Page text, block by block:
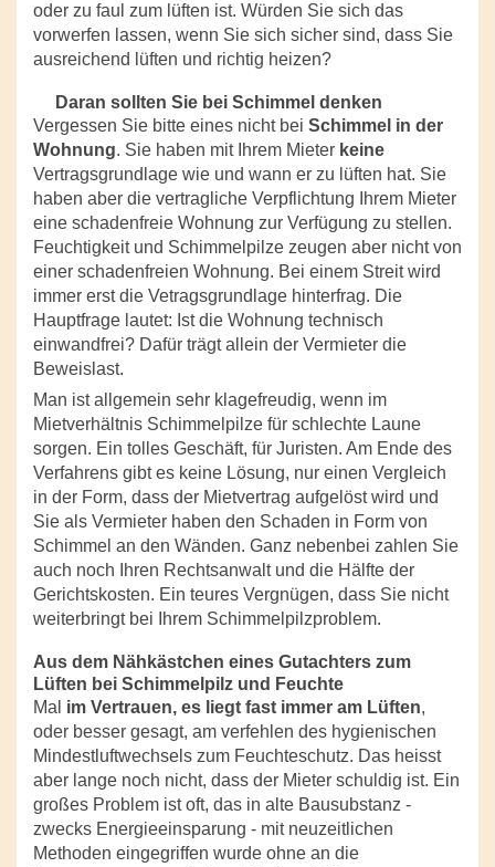
oder zu faul zum lüften ist. Würden Sie sich das
vorwerfen lassen, wenn Sie sich sicher sind, dass Sie
ausreichend lüften und richtig heizen?
Daran sollten Sie bei Schimmel denken
Vergessen Sie bitte eines nicht bei Schimmel in der
Wohnung. Sie haben mit Ihrem Mieter keine
Vertragsgrundlage wie und wann er zu lüften hat. Sie
haben aber die vertragliche Verpflichtung Ihrem Mieter
eine schadenfreie Wohnung zur Verfügung zu stellen.
Feuchtigkeit und Schimmelpilze zeugen aber nicht von
einer schadenfreien Wohnung. Bei einem Streit wird
immer erst die Vetragsgrundlage hinterfrag. Die
Hauptfrage lautet: Ist die Wohnung technisch
einwandfrei? Dafür trägt allein der Vermieter die
Beweislast.
Man ist allgemein sehr klagefreudig, wenn im
Mietverhältnis Schimmelpilze für schlechte Laune
sorgen. Ein tolles Geschäft, für Juristen. Am Ende des
Verfahrens gibt es keine Lösung, nur einen Vergleich
in der Form, dass der Mietvertrag aufgelöst wird und
Sie als Vermieter haben den Schaden in Form von
Schimmel an den Wänden. Ganz nebenbei zahlen Sie
auch noch Ihren Rechtsanwalt und die Hälfte der
Gerichtskosten. Ein teures Vergnügen, dass Sie nicht
weiterbringt bei Ihrem Schimmelpilzproblem.
Aus dem Nähkästchen eines Gutachters zum
Lüften bei Schimmelpilz und Feuchte
Mal im Vertrauen, es liegt fast immer am Lüften,
oder besser gesagt, am verfehlen des hygienischen
Mindestluftwechsels zum Feuchteschutz. Das heisst
aber lange noch nicht, dass der Mieter schuldig ist. Ein
großes Problem ist oft, das in alte Bausubstanz -
zwecks Energieeinsparung - mit neuzeitlichen
Methoden eingegriffen wurde ohne an die